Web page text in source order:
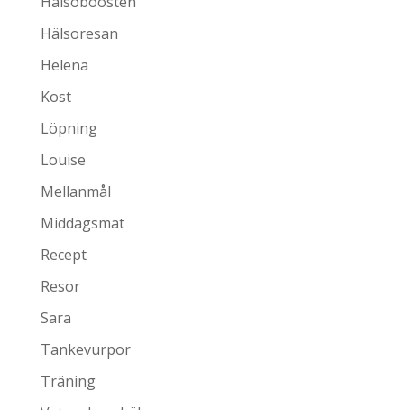
Hälsoresan
Helena
Kost
Löpning
Louise
Mellanmål
Middagsmat
Recept
Resor
Sara
Tankevurpor
Träning